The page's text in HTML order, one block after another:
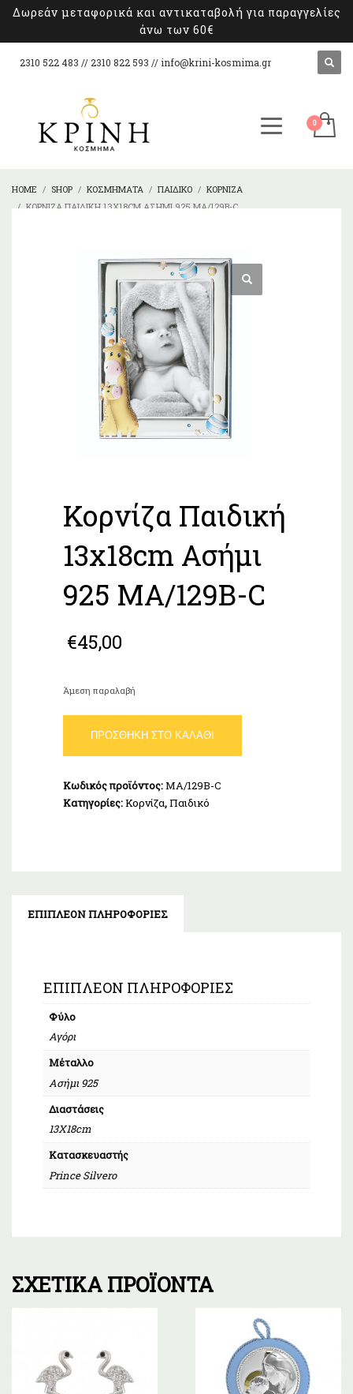
Δωρεάν μεταφορικά και αντικαταβολή για παραγγελίες
άνω των 60€
2310 522 483 // 2310 822 593 // info@krini-kosmima.gr
HOME SHOP ΚΟΣΜΉΜΑΤΑ ΠΑΙΔΙΚΌ
ΚΟΡΝΊΖΑ
ΚΟΡΝΊΖΑ ΠΑΙΔΙΚΉ 13X18CM ΑΣΉΜΙ 925 MA/129B-C
Κορνίζα Παιδική
13x18cm Ασήμι
925 MA/129B-C
€45,00
Άμεση παραλαβή
Παιδική
13x18cm
925
MA/129B-
ΠΡΟΣΘΉΚΗ ΣΤΟ ΚΑΛΆΘΙ
Κωδικός προϊόντος:MA/129B-C
Κατηγορίες:Κορνίζα,Παιδικό
ΕΠΙΠΛΈΟΝ ΠΛΗΡΟΦΟΡΊΕΣ
ΕΠΙΠΛΈΟΝ ΠΛΗΡΟΦΟΡΊΕΣ
Φύλο
Αγόρι
Μέταλλο
Ασήμι 925
Διαστάσεις
13X18cm
Κατασκευαστής
Prince Silvero
ΣΧΕΤΙΚΆ ΠΡΟΪΌΝΤΑ